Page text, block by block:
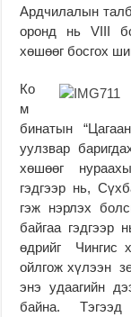
Ардчилалын
оронд нь VIII
хөшөөг босгох
Ко
м
бинатын
уулзвар
хөшөөг
гэдгээр нь,
гэж нэрлэх
байгаа гэдгээр
өдрийг Чингис
ойлгож хүлээн
энэ удаагийн
байна. Тэгээд